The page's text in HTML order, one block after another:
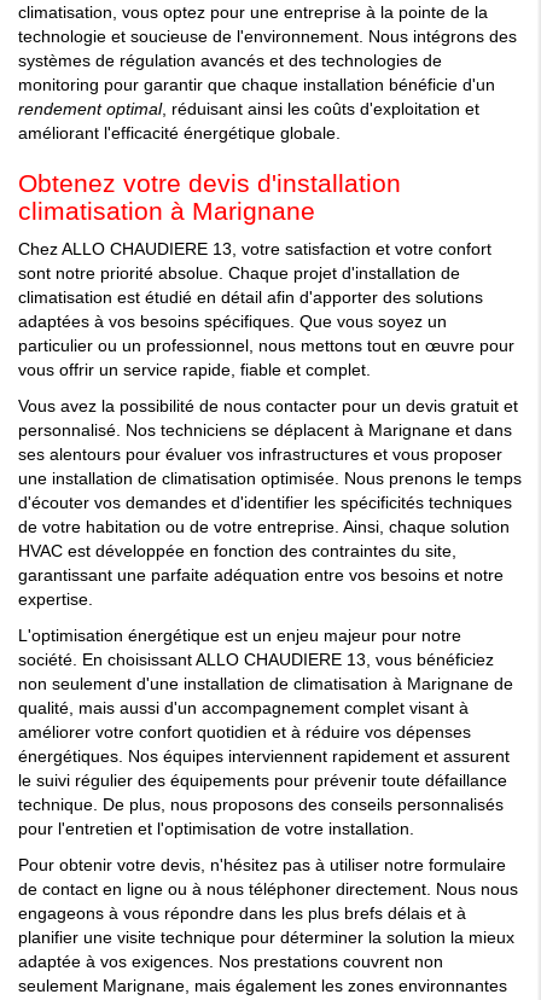
climatisation, vous optez pour une entreprise à la pointe de la
technologie et soucieuse de l'environnement. Nous intégrons des
systèmes de régulation avancés et des technologies de
monitoring pour garantir que chaque installation bénéficie d'un
rendement optimal, réduisant ainsi les coûts d'exploitation et
améliorant l'efficacité énergétique globale.
Obtenez votre devis d'installation
climatisation à Marignane
Chez ALLO CHAUDIERE 13, votre satisfaction et votre confort
sont notre priorité absolue. Chaque projet d'installation de
climatisation est étudié en détail afin d'apporter des solutions
adaptées à vos besoins spécifiques. Que vous soyez un
particulier ou un professionnel, nous mettons tout en œuvre pour
vous offrir un service rapide, fiable et complet.
Vous avez la possibilité de nous contacter pour un devis gratuit et
personnalisé. Nos techniciens se déplacent à Marignane et dans
ses alentours pour évaluer vos infrastructures et vous proposer
une installation de climatisation optimisée. Nous prenons le temps
d'écouter vos demandes et d'identifier les spécificités techniques
de votre habitation ou de votre entreprise. Ainsi, chaque solution
HVAC est développée en fonction des contraintes du site,
garantissant une parfaite adéquation entre vos besoins et notre
expertise.
L'optimisation énergétique est un enjeu majeur pour notre
société. En choisissant ALLO CHAUDIERE 13, vous bénéficiez
non seulement d'une installation de climatisation à Marignane de
qualité, mais aussi d'un accompagnement complet visant à
améliorer votre confort quotidien et à réduire vos dépenses
énergétiques. Nos équipes interviennent rapidement et assurent
le suivi régulier des équipements pour prévenir toute défaillance
technique. De plus, nous proposons des conseils personnalisés
pour l'entretien et l'optimisation de votre installation.
Pour obtenir votre devis, n'hésitez pas à utiliser notre formulaire
de contact en ligne ou à nous téléphoner directement. Nous nous
engageons à vous répondre dans les plus brefs délais et à
planifier une visite technique pour déterminer la solution la mieux
adaptée à vos exigences. Nos prestations couvrent non
seulement Marignane, mais également les zones environnantes